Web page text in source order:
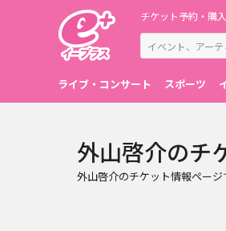
チケット予約・購
ライブ・コンサート スポーツ
外山啓介のチ
外山啓介のチケット情報ペー